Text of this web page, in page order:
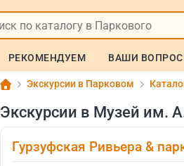
РЕКОМЕНДУЕМ ВАШИ
Экскурсии в Парковом
Экскурсии в Музей им.
Гурзуфская Ривьера &